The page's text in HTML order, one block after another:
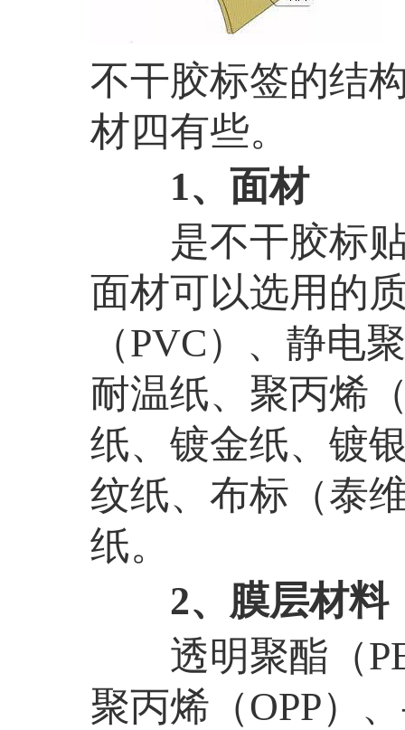
不干胶标签的结
材四有些。
1、面材
是不干胶标贴
面材可以选用的
（PVC）、静电
耐温纸、聚丙烯
纸、镀金纸、镀
纹纸、布标（泰
纸。
2、膜层材料
透明聚酯（
聚丙烯（OPP）